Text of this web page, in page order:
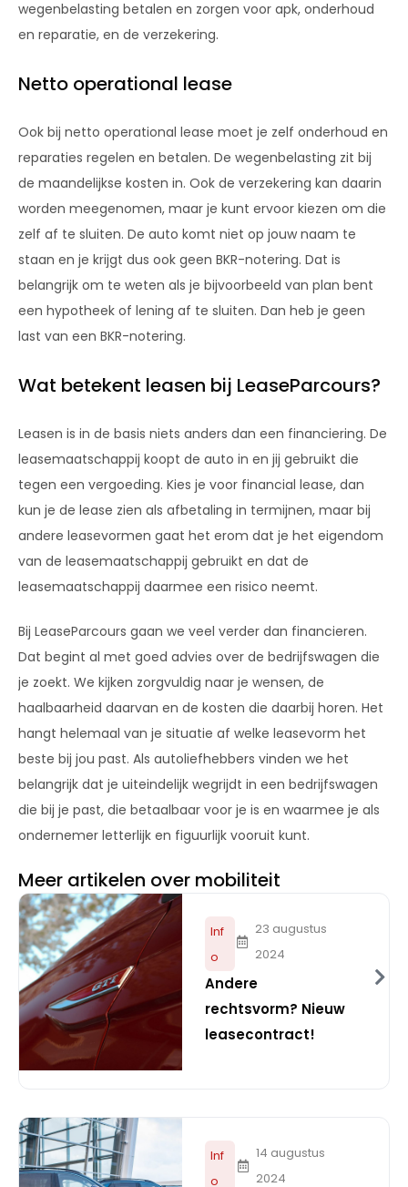
wegenbelasting betalen en zorgen voor apk, onderhoud
en reparatie, en de verzekering.
Netto operational lease
Ook bij netto operational lease moet je zelf onderhoud en
reparaties regelen en betalen. De wegenbelasting zit bij
de maandelijkse kosten in. Ook de verzekering kan daarin
worden meegenomen, maar je kunt ervoor kiezen om die
zelf af te sluiten. De auto komt niet op jouw naam te
staan en je krijgt dus ook geen BKR-notering. Dat is
belangrijk om te weten als je bijvoorbeeld van plan bent
een hypotheek of lening af te sluiten. Dan heb je geen
last van een BKR-notering.
Wat betekent leasen bij LeaseParcours?
Leasen is in de basis niets anders dan een financiering. De
leasemaatschappij koopt de auto in en jij gebruikt die
tegen een vergoeding. Kies je voor financial lease, dan
kun je de lease zien als afbetaling in termijnen, maar bij
andere leasevormen gaat het erom dat je het eigendom
van de leasemaatschappij gebruikt en dat de
leasemaatschappij daarmee een risico neemt.
Bij LeaseParcours gaan we veel verder dan financieren.
Dat begint al met goed advies over de bedrijfswagen die
je zoekt. We kijken zorgvuldig naar je wensen, de
haalbaarheid daarvan en de kosten die daarbij horen. Het
hangt helemaal van je situatie af welke leasevorm het
beste bij jou past. Als autoliefhebbers vinden we het
belangrijk dat je uiteindelijk wegrijdt in een bedrijfswagen
die bij je past, die betaalbaar voor je is en waarmee je als
ondernemer letterlijk en figuurlijk vooruit kunt.
Meer artikelen over mobiliteit
Inf
o
23 augustus
2024
Andere
rechtsvorm? Nieuw
leasecontract!
Inf
o
14 augustus
2024